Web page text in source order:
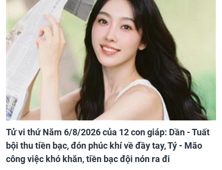
Tử vi thứ Năm 6/8/2026 của 12 con giáp: Dần - Tuất
bội thu tiền bạc, đón phúc khí về đầy tay, Tý - Mão
công việc khó khăn, tiền bạc đội nón ra đi